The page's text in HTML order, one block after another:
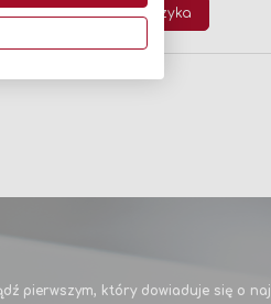
Dodaj do koszyka
pierwszym, który dowiaduje się o